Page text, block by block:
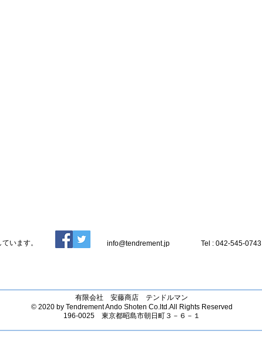
います。 info@tendrement.jp Tel : 042-545-0743
有限会社 安藤商店 テンドルマン
© 2020 by Tendrement Ando Shoten Co.ltd.All Rights Reserved
​196-0025 東京都昭島市朝日町３－６－１